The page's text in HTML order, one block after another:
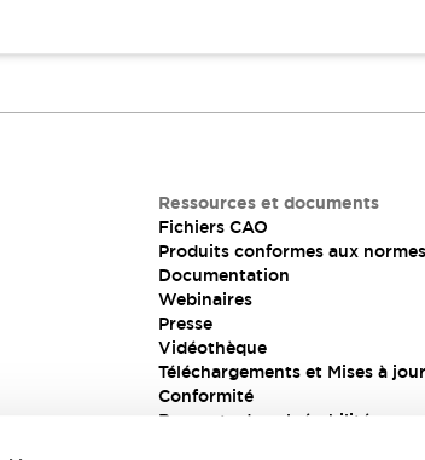
Ressources et documents
Fichiers CAO
Produits conformes aux normes
Documentation
Webinaires
Presse
Vidéothèque
Téléchargements et Mises à jour
Conformité
Rapports de vulnérabilité